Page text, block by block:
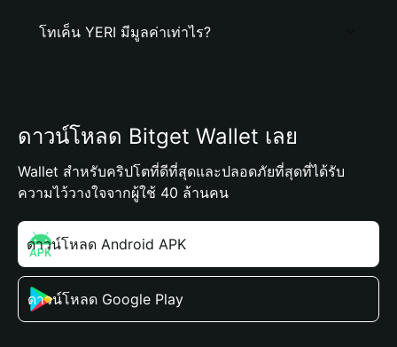
โทเค็น YERI มีมูลค่าเท่าไร?
ดาวน์โหลด Bitget Wallet เลย
Wallet สำหรับคริปโตที่ดีที่สุดและปลอดภัยที่สุดที่ได้รับ
ความไว้วางใจจากผู้ใช้ 40 ล้านคน
ดาวน์โหลด Android APK
ดาวน์โหลด Google Play